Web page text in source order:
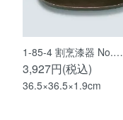
1-85-4 割烹漆器 No.…
3,927円(税込)
36.5×36.5×1.9cm